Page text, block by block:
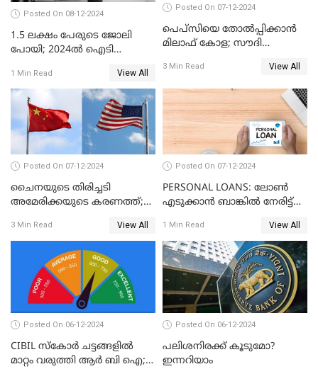
Posted On 08-12-2024
1.5 ലക്ഷം പേരുടെ ജോലി
പോയി; 2024ൽ ഐടി
1 Min Read View All
Posted On 07-12-2024
പെപ്സിയെ തോൽപ്പിക്കാൻ
മിലാഫ് കോള; സൗദി
കോളയേക്കുറിച്ച് അറിയാം
3 Min Read View All
Posted On 07-12-2024
ചൈനയുടെ തിരിച്ചടി
അമേരിക്കയുടെ കരണത്ത്;
3 Min Read View All
Posted On 07-12-2024
PERSONAL LOANS: ലോൺ
എടുക്കാൻ ബാങ്കിൽ നേരിട്ട്
ചെയ്തുകൂടേ?
1 Min Read View All
Posted On 06-12-2024
CIBIL സ്കോർ ചട്ടങ്ങളിൽ
മാറ്റം വരുത്തി ആർ ബി ഐ;
Posted On 06-12-2024
പലിശനിരക്ക് കൂടുമോ?
ഇന്നറിയാം